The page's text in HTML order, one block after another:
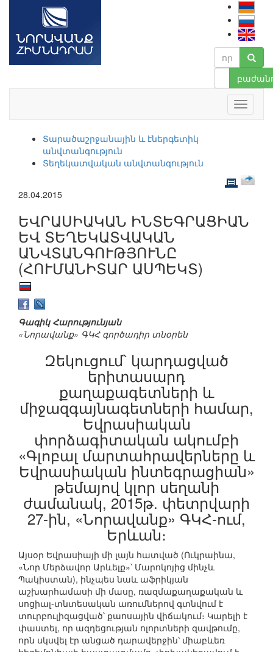
Տարածաշրջանային և էներգետիկ
անվտանգություն
Տեղեկատվական անվտանգություն
28.04.2015
ԵՎՐԱՍԻԱԿԱՆ ԻՆՏԵԳՐԱՑԻԱՆ
ԵՎ ՏԵՂԵԿԱՏՎԱԿԱՆ
ԱՆՎՏԱՆԳՈՒԹՅՈՒՆԸ
(ՀՈՒՄԱՆԻՏԱՐ ԱՍՊԵԿՏ)
Գագիկ Հարությունյան
«Նորավանք» ԳԿՀ գործադիր տնօրեն
Զեկուցում՝ կարդացված
երիտասարդ
քաղաքագետների և
միջազգայնագետների համար,
Եվրասիական
փորձագիտական ակումբի
«Գլոբալ մարտահրավերները և
Եվրասիական ինտեգրացիան»
թեմայով կլոր սեղանի
ժամանակ, 2015թ. փետրվարի
27-ին, «Նորավանք» ԳԿՀ-ում,
Երևան։
Այսօր Եվրասիայի մի լայն հատված (Ուկրաինա,
«Նոր Մերձավոր Արևելք»՝ Մարոկոյից մինչև
Պակիստան), ինչպես նաև աֆրիկյան
աշխարհամասի մի մասը, ռազմաքաղաքական և
սոցիալ-տնտեսական առումներով գտնվում է
տուրբուլիզացված՝ քաոսային վիճակում։ Կարելի է
փաստել, որ ազդեցության ոլորտների զավթումը,
որն սկսվել էր անցած դարավերջին՝ միաբևեռ